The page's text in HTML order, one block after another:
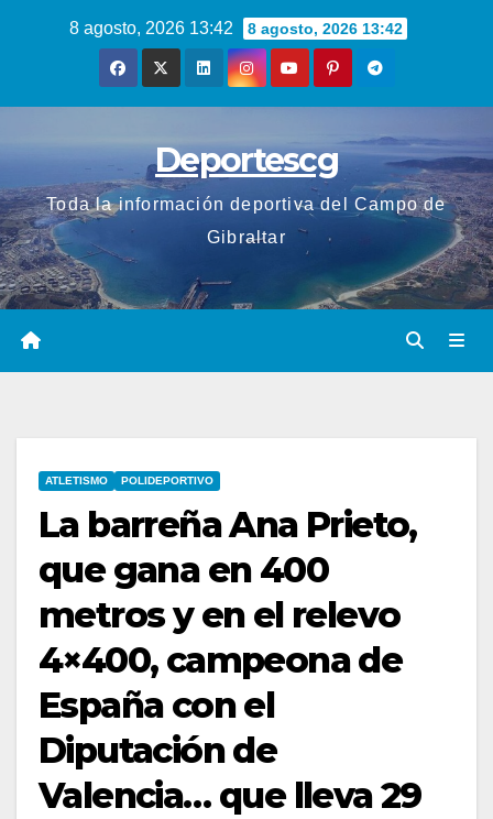
8 agosto, 2026 13:42 8 agosto, 2026 13:42
Deportescg
Toda la información deportiva del Campo de
Gibraltar
ATLETISMO POLIDEPORTIVO
La barreña Ana Prieto,
que gana en 400
metros y en el relevo
4×400, campeona de
España con el
Diputación de
Valencia… que lleva 29